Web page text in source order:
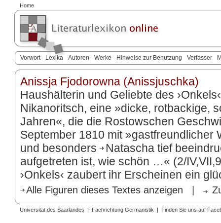
Home
Vorwort Lexika Autoren Werke Hinweise zur Benutzung Verfasser
Anissja Fjodorowna (Anissjuschka)
Haushälterin und Geliebte des
Nikanoritsch, eine »dicke, rotbackige,
Jahren«, die die Rostowschen
September 1810 mit »gastfreundlicher
und besonders
Natascha tief
aufgetreten ist, wie schön …« (2/
›Onkels‹ zaubert ihr Erscheinen ein
Alle Figuren dieses Textes anzeigen
Universität des Saarlandes | Fachrichtung Germanistik | Finden Sie uns auf